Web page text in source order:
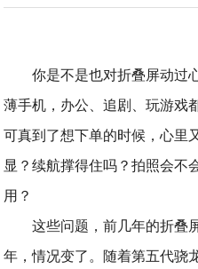
你是不是也对折叠屏动过
薄手机，办公、追剧、玩游戏
可真到了想下单的时候，心里
显？续航撑得住吗？拍照会不
用？
这些问题，前几年的折叠
年，情况变了。随着第五代骁